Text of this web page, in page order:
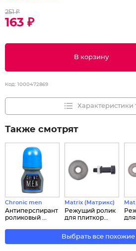
251 ₽
163 ₽
В корзину
Код: 1000472869
Характеристики
Также смотрят
Chronic men
Антиперспирант
роликовый ...
Matrix (Матрикс)
Режущий ролик
для плиткор...
для
Выбрать все